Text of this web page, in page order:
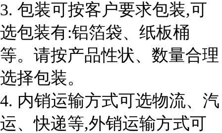
3. 包装可按客户要求包装,可
选包装有:铝箔袋、纸板桶
等。请按产品性状、数量合理
选择包装。
4. 内销运输方式可选物流、汽
运、快递等,外销运输方式可